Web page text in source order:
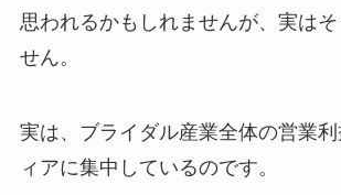
思われるかもしれませんが、実はそ
せん。
実は、ブライダル産業全体の営業
ィアに集中しているのです。